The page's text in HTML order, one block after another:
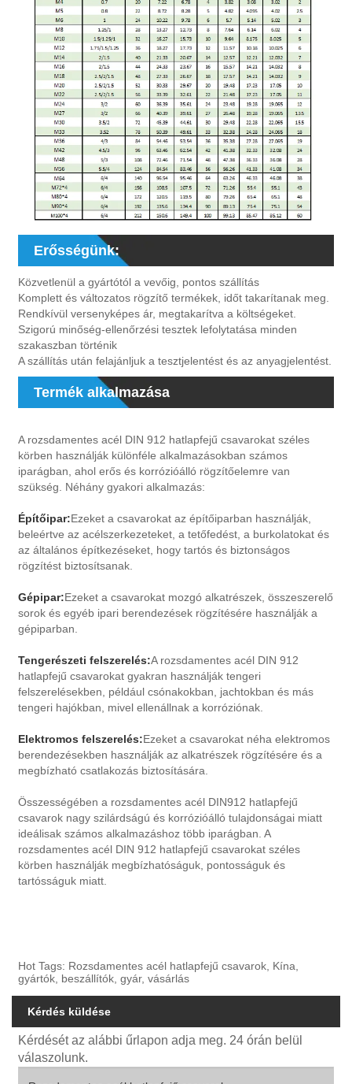
Erősségünk:
Közvetlenül a gyártótól a vevőig, pontos szállítás
Komplett és változatos rögzítő termékek, időt takarítanak meg.
Rendkívül versenyképes ár, megtakarítva a költségeket.
Szigorú minőség-ellenőrzési tesztek lefolytatása minden
szakaszban történik
A szállítás után felajánljuk a tesztjelentést és az anyagjelentést.
Termék alkalmazása
A rozsdamentes acél DIN 912 hatlapfejű csavarokat széles
körben használják különféle alkalmazásokban számos
iparágban, ahol erős és korrózióálló rögzítőelemre van
szükség. Néhány gyakori alkalmazás:
Építőipar:Ezeket a csavarokat az építőiparban használják,
beleértve az acélszerkezeteket, a tetőfedést, a burkolatokat és
az általános építkezéseket, hogy tartós és biztonságos
rögzítést biztosítsanak.
Gépipar:Ezeket a csavarokat mozgó alkatrészek, összeszerelő
sorok és egyéb ipari berendezések rögzítésére használják a
gépiparban.
Tengerészeti felszerelés:A rozsdamentes acél DIN 912
hatlapfejű csavarokat gyakran használják tengeri
felszerelésekben, például csónakokban, jachtokban és más
tengeri hajókban, mivel ellenállnak a korróziónak.
Elektromos felszerelés:Ezeket a csavarokat néha elektromos
berendezésekben használják az alkatrészek rögzítésére és a
megbízható csatlakozás biztosítására.
Összességében a rozsdamentes acél DIN912 hatlapfejű
csavarok nagy szilárdságú és korrózióálló tulajdonságai miatt
ideálisak számos alkalmazáshoz több iparágban. A
rozsdamentes acél DIN 912 hatlapfejű csavarokat széles
körben használják megbízhatóságuk, pontosságuk és
tartósságuk miatt.
Hot Tags: Rozsdamentes acél hatlapfejű csavarok, Kína,
gyártók, beszállítók, gyár, vásárlás
Kérdés küldése
Kérdését az alábbi űrlapon adja meg. 24 órán belül
válaszolunk.